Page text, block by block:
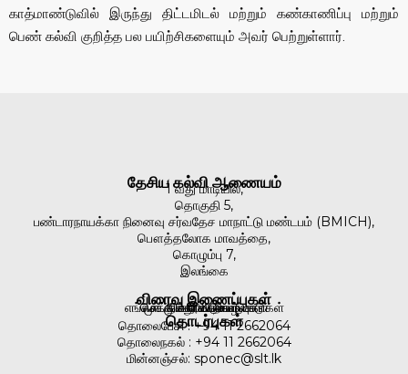
காத்மாண்டுவில் இருந்து திட்டமிடல் மற்றும் கண்காணிப்பு மற்றும்
பெண் கல்வி குறித்த பல பயிற்சிகளையும் அவர் பெற்றுள்ளார்.
தேசிய கல்வி ஆணையம்
1 வது மாடியில்,
தொகுதி 5,
பண்டாரநாயக்கா நினைவு சர்வதேச மாநாட்டு மண்டபம் (BMICH),
பௌத்தலோக மாவத்தை,
கொழும்பு 7,
இலங்கை
விரைவு இணைப்புகள்
செய்திகள் & நிகழ்வுகள்
முக்கிய செயல்பாடுகள்
எங்கள் முக்கிய செயல்பாடுகள்
வெளியீடுகள்
நூலகம்
தொடர்புகள்
தொலைபேசி : +94 11 2662064
தொலைநகல் : +94 11 2662064
மின்னஞ்சல்: sponec@slt.lk